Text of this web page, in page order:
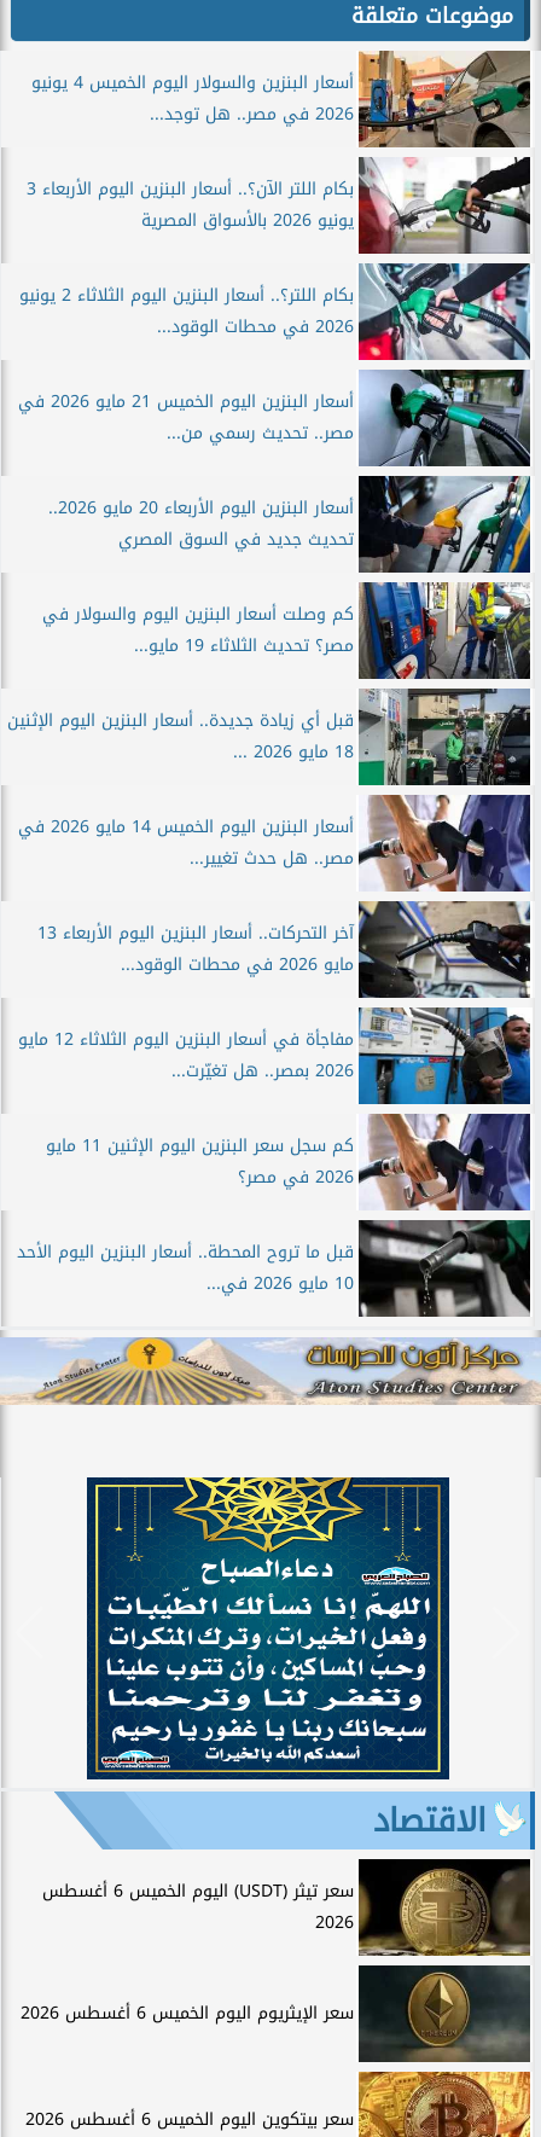
موضوعات متعلقة
أسعار البنزين والسولار اليوم الخميس 4 يونيو
2026 في مصر.. هل توجد...
بكام اللتر الآن؟.. أسعار البنزين اليوم الأربعاء 3
يونيو 2026 بالأسواق المصرية
بكام اللتر؟.. أسعار البنزين اليوم الثلاثاء 2 يونيو
2026 في محطات الوقود...
أسعار البنزين اليوم الخميس 21 مايو 2026 في
مصر.. تحديث رسمي من...
أسعار البنزين اليوم الأربعاء 20 مايو 2026..
تحديث جديد في السوق المصري
كم وصلت أسعار البنزين اليوم والسولار في
مصر؟ تحديث الثلاثاء 19 مايو...
قبل أي زيادة جديدة.. أسعار البنزين اليوم الإثنين
18 مايو 2026 ...
أسعار البنزين اليوم الخميس 14 مايو 2026 في
مصر.. هل حدث تغيير...
آخر التحركات.. أسعار البنزين اليوم الأربعاء 13
مايو 2026 في محطات الوقود...
مفاجأة في أسعار البنزين اليوم الثلاثاء 12 مايو
2026 بمصر.. هل تغيّرت...
كم سجل سعر البنزين اليوم الإثنين 11 مايو
2026 في مصر؟
قبل ما تروح المحطة.. أسعار البنزين اليوم الأحد
10 مايو 2026 في...
الاقتصاد
سعر تيثر (USDT) اليوم الخميس 6 أغسطس
2026
سعر الإيثريوم اليوم الخميس 6 أغسطس 2026
سعر بيتكوين اليوم الخميس 6 أغسطس 2026